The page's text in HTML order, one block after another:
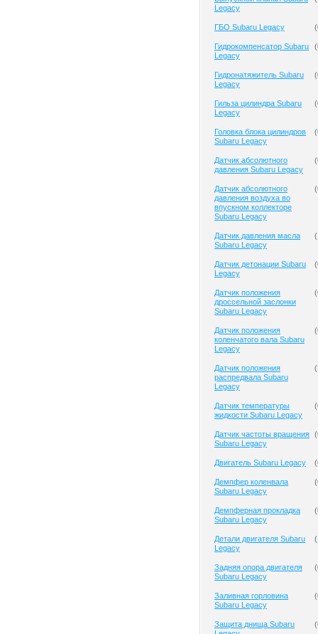
Legacy
ГБО Subaru Legacy (
Гидрокомпенсатор Subaru
Legacy
(
Гидронатяжитель Subaru
Legacy
(
Гильза цилиндра Subaru
Legacy
(
Головка блока цилиндров
Subaru Legacy
(
Датчик абсолютного
давления Subaru Legacy
(
Датчик абсолютного
давления воздуха во
впускном коллекторе
Subaru Legacy
(
Датчик давления масла
Subaru Legacy
(
Датчик детонации Subaru
Legacy
(
Датчик положения
дроссельной заслонки
Subaru Legacy
(
Датчик положения
коленчатого вала Subaru
Legacy
(
Датчик положения
распредвала Subaru
Legacy
(
Датчик температуры
жидкости Subaru Legacy
(
Датчик частоты вращения
Subaru Legacy
(
Двигатель Subaru Legacy (
Демпфер коленвала
Subaru Legacy
(
Демпферная прокладка
Subaru Legacy
(
Детали двигателя Subaru
Legacy
(
Задняя опора двигателя
Subaru Legacy
(
Заливная горловина
Subaru Legacy
(
Защита днища Subaru
(